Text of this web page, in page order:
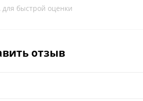
быстрой оценки
отзыв